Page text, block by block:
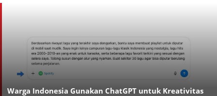
Warga Indonesia Gunakan ChatGPT untuk Kreativitas